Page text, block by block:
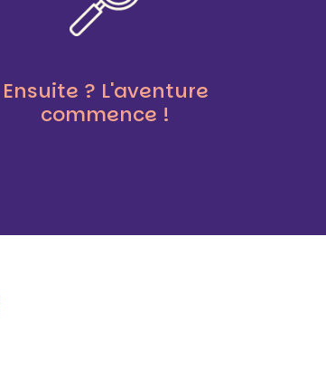
Ensuite ? L'aventure
commence !